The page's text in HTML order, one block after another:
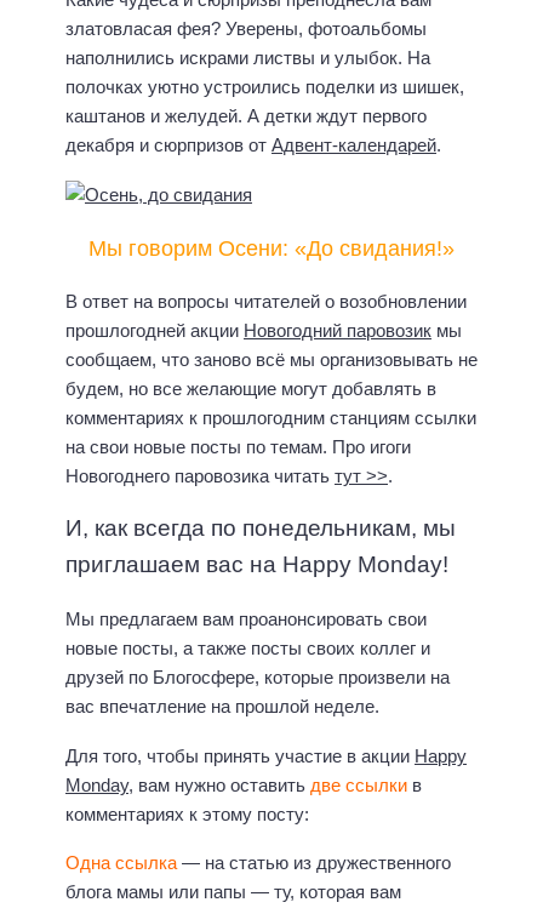
златовласая фея? Уверены, фотоальбомы
наполнились искрами листвы и улыбок. На
полочках уютно устроились поделки из шишек,
каштанов и желудей. А детки ждут первого
декабря и сюрпризов от Адвент-календарей.
Мы говорим Осени: «До свидания!»
В ответ на вопросы читателей о возобновлении
прошлогодней акции Новогодний паровозик мы
сообщаем, что заново всё мы организовывать не
будем, но все желающие могут добавлять в
комментариях к прошлогодним станциям ссылки
на свои новые посты по темам. Про игоги
Новогоднего паровозика читать тут >>.
И, как всегда по понедельникам, мы
приглашаем вас на Happy Monday!
Мы предлагаем вам проанонсировать свои
новые посты, а также посты своих коллег и
друзей по Блогосфере, которые произвели на
вас впечатление на прошлой неделе.
Для того, чтобы принять участие в акции Happy
Monday, вам нужно оставить две ссылки в
комментариях к этому посту:
Одна ссылка— на статью из дружественного
блога мамы или папы — ту, которая вам